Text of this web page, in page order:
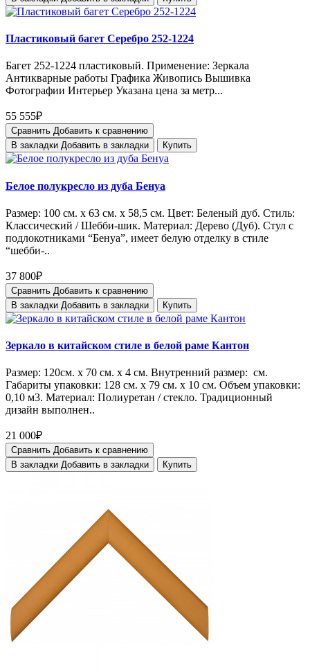
Пластиковый багет Серебро 252-1224
Багет 252-1224 пластиковый. Применение: Зеркала
Антикварные работы Графика Живопись Вышивка
Фотографии Интерьер Указана цена за метр...
55 555₽
Сравнить Добавить к сравнению
В закладки Добавить в закладки Купить
Белое полукресло из дуба Бенуа
Размер: 100 см. x 63 см. х 58,5 см. Цвет: Беленый дуб. Стиль:
Классический / Шебби-шик. Материал: Дерево (Дуб). Стул с
подлокотниками “Бенуа”, имеет белую отделку в стиле
“шебби-..
37 800₽
Сравнить Добавить к сравнению
В закладки Добавить в закладки Купить
Зеркало в китайском стиле в белой раме Кантон
Размер: 120см. х 70 см. х 4 см. Внутренний размер: см.
Габариты упаковки: 128 см. х 79 см. х 10 см. Объем упаковки:
0,10 м3. Материал: Полиуретан / стекло. Традиционный
дизайн выполнен..
21 000₽
Сравнить Добавить к сравнению
В закладки Добавить в закладки Купить